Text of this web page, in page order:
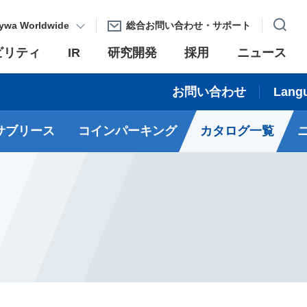
ティ IR 研究開発 採用 ニュース
Worldwide 総合お問い合わせ・サポート
お問い合わせ
ブリース コインパーキング カタログ一覧